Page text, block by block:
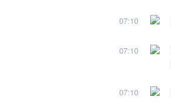
07:10
07:10
07:10